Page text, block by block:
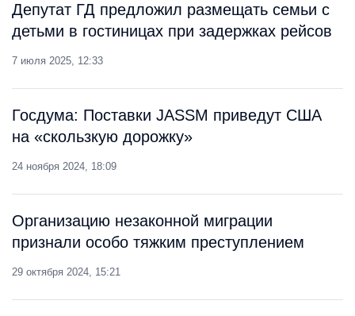
Депутат ГД предложил размещать семьи с
детьми в гостиницах при задержках рейсов
7 июля 2025, 12:33
Госдума: Поставки JASSM приведут США
на «скользкую дорожку»
24 ноября 2024, 18:09
Организацию незаконной миграции
признали особо тяжким преступлением
29 октября 2024, 15:21